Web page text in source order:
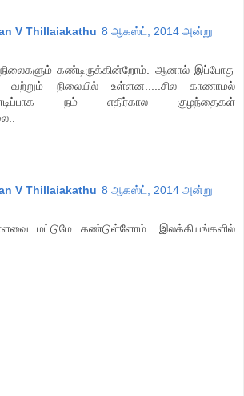
V Thillaiakathu 8 ஆகஸ்ட், 2014 அன்று
கண்டிருக்கின்றோம். ஆனால் இப்போது
வற்றும் நிலையில் உள்ளன.....சில காணாமல்
நம் எதிர்கால குழந்தைகள்
V Thillaiakathu 8 ஆகஸ்ட், 2014 அன்று
மட்டுமே கண்டுள்ளோம்....இலக்கியங்களில்